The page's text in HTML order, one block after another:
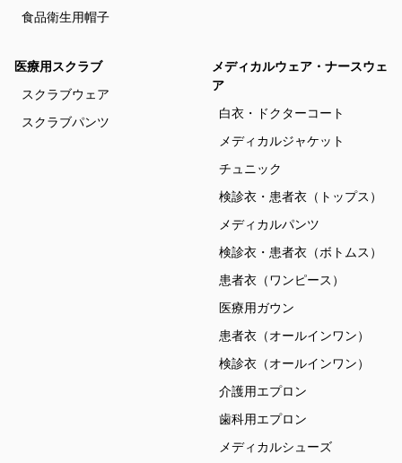
食品衛生用帽子
医療用スクラブ
スクラブウェア
スクラブパンツ
メディカルウェア・ナースウェ
ア
白衣・ドクターコート
メディカルジャケット
チュニック
検診衣・患者衣（トップス）
メディカルパンツ
検診衣・患者衣（ボトムス）
患者衣（ワンピース）
医療用ガウン
患者衣（オールインワン）
検診衣（オールインワン）
介護用エプロン
歯科用エプロン
メディカルシューズ